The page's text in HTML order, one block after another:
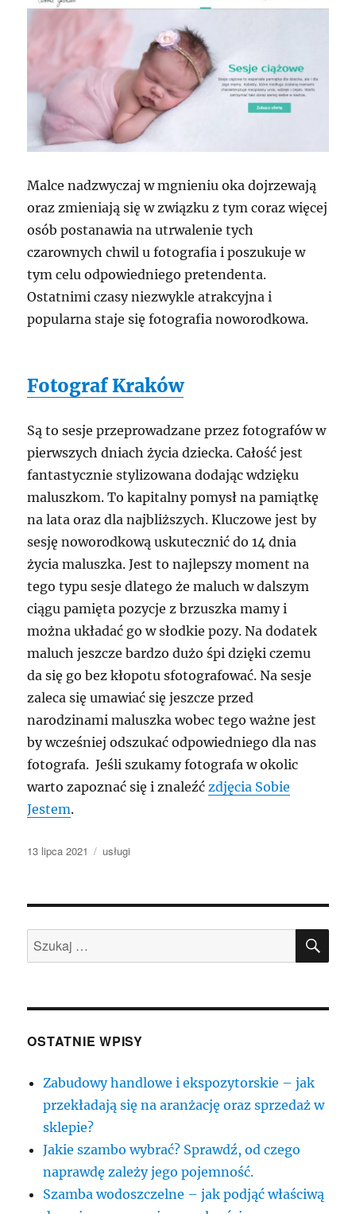
Malce nadzwyczaj w mgnieniu oka dojrzewają
oraz zmieniają się w związku z tym coraz więcej
osób postanawia na utrwalenie tych
czarownych chwil u fotografia i poszukuje w
tym celu odpowiedniego pretendenta.
Ostatnimi czasy niezwykle atrakcyjna i
popularna staje się fotografia noworodkowa.
Fotograf Kraków
Są to sesje przeprowadzane przez fotografów w
pierwszych dniach życia dziecka. Całość jest
fantastycznie stylizowana dodając wdzięku
maluszkom. To kapitalny pomysł na pamiątkę
na lata oraz dla najbliższych. Kluczowe jest by
sesję noworodkową uskutecznić do 14 dnia
życia maluszka. Jest to najlepszy moment na
tego typu sesje dlatego że maluch w dalszym
ciągu pamięta pozycje z brzuszka mamy i
można układać go w słodkie pozy. Na dodatek
maluch jeszcze bardzo dużo śpi dzięki czemu
da się go bez kłopotu sfotografować. Na sesje
zaleca się umawiać się jeszcze przed
narodzinami maluszka wobec tego ważne jest
by wcześniej odszukać odpowiedniego dla nas
fotografa. Jeśli szukamy fotografa w okolic
warto zapoznać się i znaleźćzdjęcia Sobie
Jestem.
Data
13 lipca 2021 Kategorie
usługi
Szukaj:
OSTATNIE WPISY
Zabudowy handlowe i ekspozytorskie – jak
przekładają się na aranżację oraz sprzedaż w
sklepie?
Jakie szambo wybrać? Sprawdź, od czego
naprawdę zależy jego pojemność.
Szamba wodoszczelne – jak podjąć właściwą